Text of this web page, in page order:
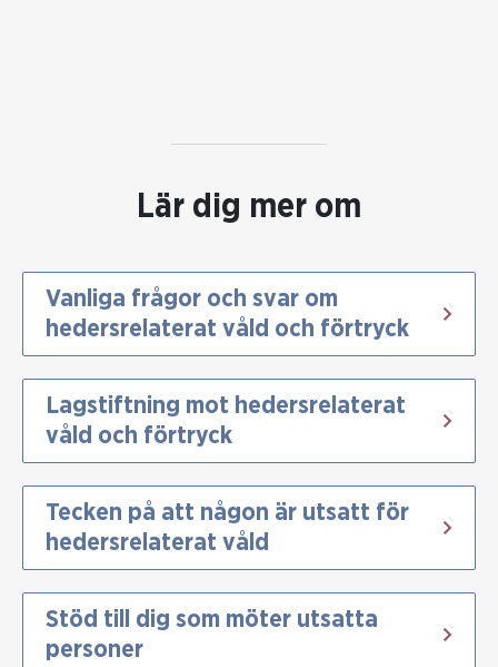
Lär dig mer om
Vanliga frågor och svar om
hedersrelaterat våld och förtryck
Lagstiftning mot hedersrelaterat
våld och förtryck
Tecken på att någon är utsatt för
hedersrelaterat våld
Stöd till dig som möter utsatta
personer